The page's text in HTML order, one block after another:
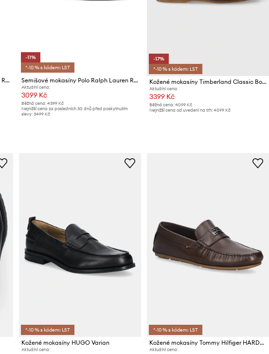
Semišové mokasíny Polo Ralph Lauren Reynold
-11%
*-10 % s kódem: LST
Semišové mokasíny Polo Ralph Lauren REYNOLD
Aktuální cena:
3099 Kč
Běžná cena: 4399 Kč
Nejnižší cena za posledních 30 dnů před poskytnutím
slevy: 3499 Kč
-17%
*-10 % s kódem: LST
Kožené mokasíny Timberland Classic Boat 2 Eye
Aktuální cena:
3399 Kč
Běžná cena: 4099 Kč
Nejnižší cena od uvedení na trh: 4099 Kč
*-10 % s kódem: LST
Kožené mokasíny HUGO Varian
Aktuální cena:
*-10 % s kódem: LST
Kožené mokasíny Tommy Hilfiger HARDWARE DRIVER SHOE
Aktuální cena: